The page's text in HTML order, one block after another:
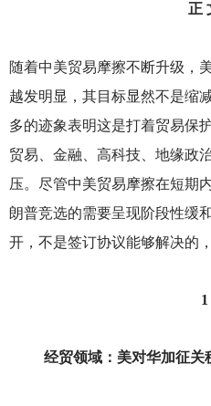
正
随着中美贸易摩擦不断升级，
越发明显，其目标显然不是缩
多的迹象表明这是打着贸易保
贸易、金融、高科技、地缘政
压。尽管中美贸易摩擦在短期
朗普竞选的需要呈现阶段性缓
开，不是签订协议能够解决的
1
经贸领域：美对华加征关